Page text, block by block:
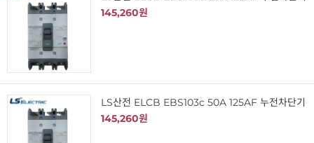
145,260원
LS산전 ELCB EBS103c 50A 125AF 누전차단기
145,260원